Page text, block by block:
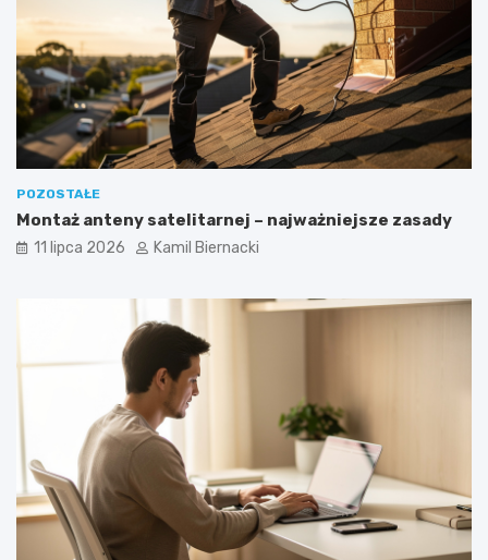
POZOSTAŁE
Montaż anteny satelitarnej – najważniejsze zasady
11 lipca 2026 Kamil Biernacki